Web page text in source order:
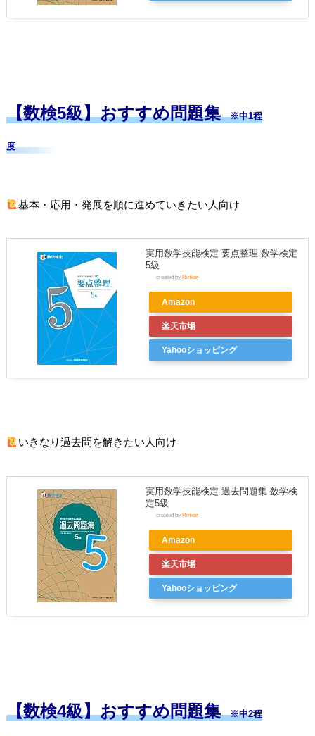
【数検5級】おすすめ問題集※中1程
度
基本・応用・発展を順に進めていきたい人向け
実用数学技能検定 要点整理 数学検定
5級
created by Rinker
Amazon
楽天市場
Yahooショッピング
いきなり過去問を解きたい人向け
実用数学技能検定 過去問題集 数学検
定5級
created by Rinker
Amazon
楽天市場
Yahooショッピング
【数検4級】おすすめ問題集※中2程